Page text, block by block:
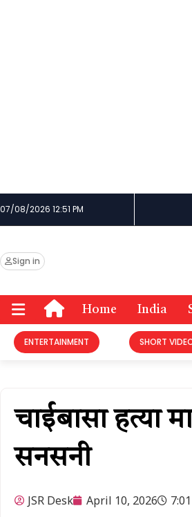
07/08/2026 12:51 PM
Sign in
Home India
ENTERTAINMENT SHORT
चाईबासा
सनसनी
JSR Desk April 10, 2026